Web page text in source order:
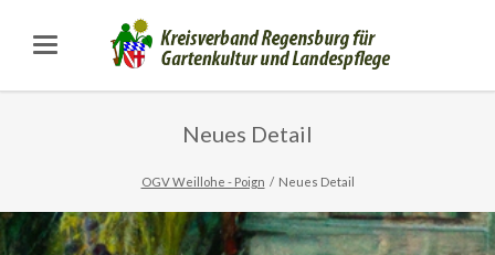
Neues Detail
OGV Weillohe - Poign Neues Detail